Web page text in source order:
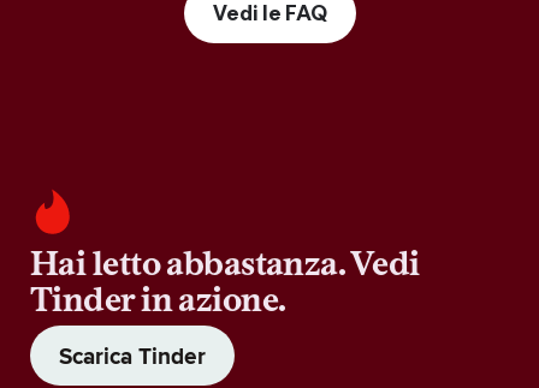
Vedi le FAQ
Hai letto abbastanza. Vedi
Tinder in azione.
Scarica Tinder